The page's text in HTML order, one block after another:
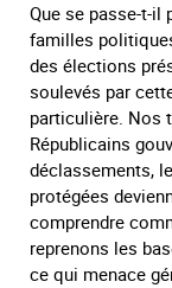
Que se passe-t-il
familles
des élections
soulevés par
particulière. Nos
Républicains
déclassements,
protégées
comprendre
reprenons les
ce qui menace